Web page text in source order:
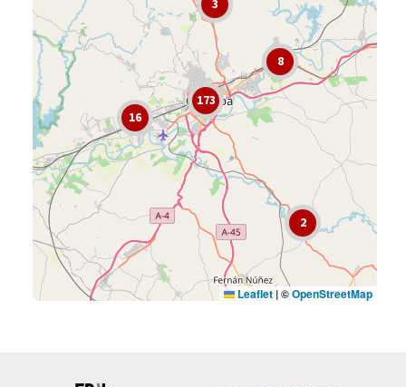
IMAE - Instituto Municipal de Artes Escénicas “Gran
Teatro de Córdoba”